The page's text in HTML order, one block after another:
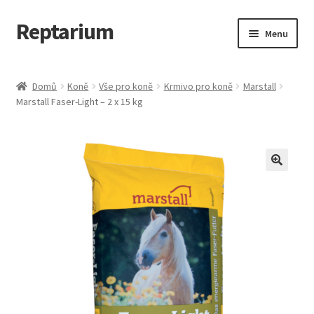
Přeskočit
na
Přejít
k
webu
Reptarium Menu
Košík
Malá zvířata — Klece, krmivo, vybavení
Domů Koně Vše pro koně Krmivo pro koně
Marstall
Marstall Faser-Light – 2 x 15 kg